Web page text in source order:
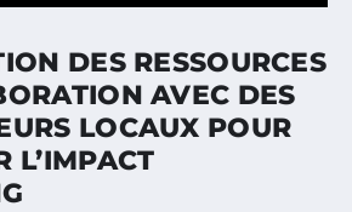
DES RESSOURCES
AVEC DES
LOCAUX POUR
L’IMPACT